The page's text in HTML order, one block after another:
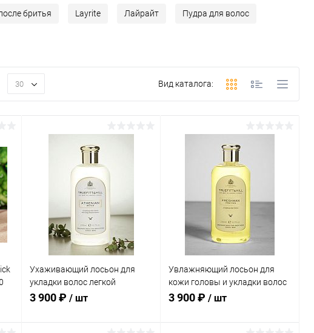
бритья Layrite Лайрайт Пудра для волос
30 Вид каталога:
Ухаживающий лосьон для
укладки волос легкой
фиксации Truefitt&Hill Athenian
3 900 ₽ / шт
Увлажняющий лосьон для
кожи головы и укладки волос
легкой фиксации Truefitt&Hill
3 900 ₽ / шт